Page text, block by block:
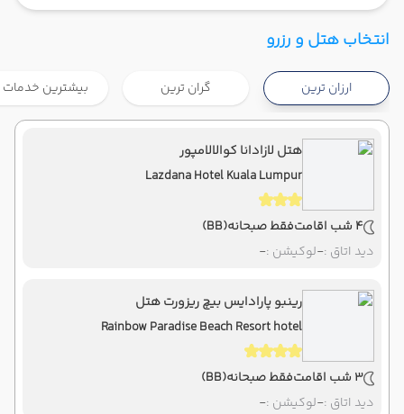
شروع سفر تهران ,
نوع سفر :هواییEconomy ماهان
ساعت حرکت :22:20
08:00
پایان سفر کوالالامپور , فرودگاه بین‌المللی کوالالامپور KUL
تهران ,
نوع سفر :هواییEconomy
انتخاب هتل و رزرو
ارزان ترین گران ترین بیشترین خدمات
هتل لازادانا کوالالامپور
Lazdana Hotel Kuala Lumpur
4 شب اقامت فقط صبحانه(BB)
دید اتاق :-لوکیشن :-
رینبو پارادایس بیچ ریزورت هتل
Rainbow Paradise Beach Resort hotel
3 شب اقامت فقط صبحانه(BB)
دید اتاق :-لوکیشن :-